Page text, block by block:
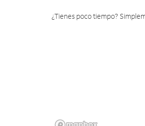
¿Tienes poco tiempo?